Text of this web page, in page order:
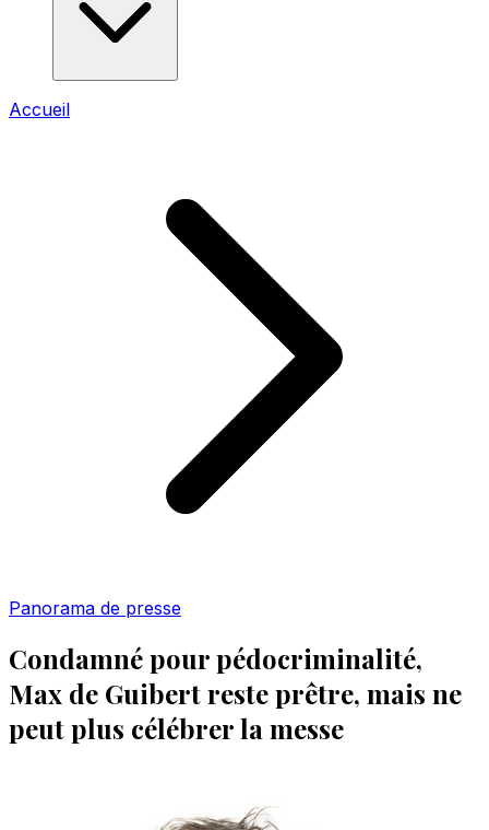
Accueil
Panorama de presse
Condamné pour pédocriminalité,
Max de Guibert reste prêtre, mais ne
peut plus célébrer la messe